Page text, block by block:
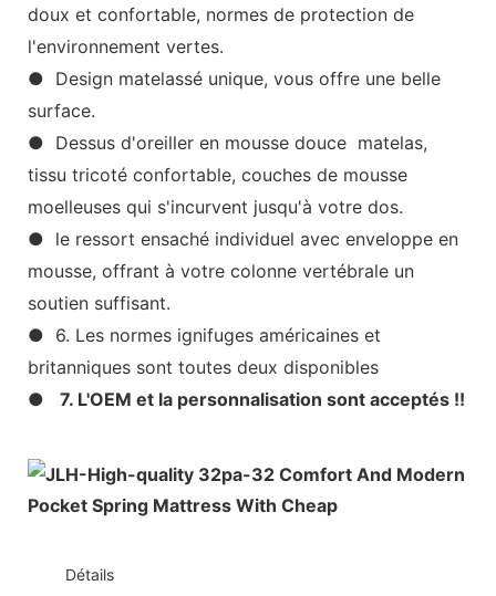
doux et confortable, normes de protection de
l'environnement vertes.
● Design matelassé unique, vous offre une belle
surface.
● Dessus d'oreiller en mousse douce matelas,
tissu tricoté confortable, couches de mousse
moelleuses qui s'incurvent jusqu'à votre dos.
● le ressort ensaché individuel avec enveloppe en
mousse, offrant à votre colonne vertébrale un
soutien suffisant.
● 6. Les normes ignifuges américaines et
britanniques sont toutes deux disponibles
●
7. L'OEM et la personnalisation sont acceptés !!
Détails